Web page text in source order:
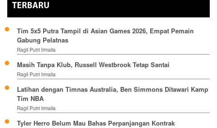
TERBARU
Tim 5x5 Putra Tampil di Asian Games 2026, Empat Pemain
Gabung Pelatnas
Ragil Putri Irmalia
Masih Tanpa Klub, Russell Westbrook Tetap Santai
Ragil Putri Irmalia
Latihan dengan Timnas Australia, Ben Simmons Ditawari Kamp
Tim NBA
Ragil Putri Irmalia
Tyler Herro Belum Mau Bahas Perpanjangan Kontrak